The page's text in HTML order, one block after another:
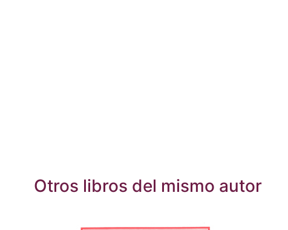
Otros libros del mismo autor